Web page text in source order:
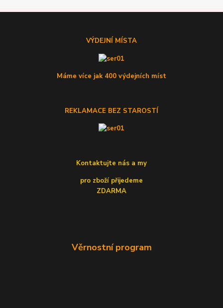
VÝDEJNÍ MÍSTA
Máme více jak 400 výdejních míst
REKLAMACE BEZ STAROSTÍ
Kontaktujte nás a my
pro zboží přijedeme
ZDARMA
Věrnostní program